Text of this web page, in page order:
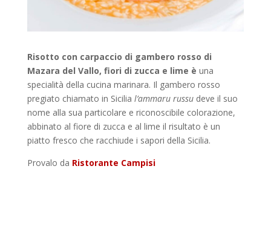
Risotto con carpaccio di gambero rosso di
Mazara del Vallo, fiori di zucca e lime è una
specialità della cucina marinara. Il gambero rosso
pregiato chiamato in Sicilia l’ammaru russudeve il suo
nome alla sua particolare e riconoscibile colorazione,
abbinato al fiore di zucca e al lime il risultato è un
piatto fresco che racchiude i sapori della Sicilia.
Provalo da Ristorante Campisi